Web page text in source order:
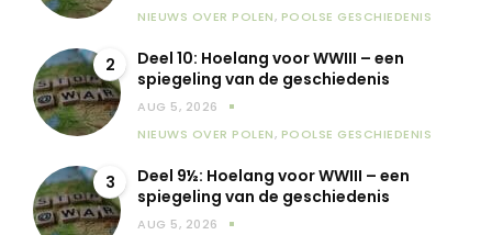
NIEUWS OVER POLEN, POOLSE GESCHIEDENIS
2
Deel 10: Hoelang voor WWIII – een
spiegeling van de geschiedenis
AUG 5, 2026
NIEUWS OVER POLEN, POOLSE GESCHIEDENIS
3
Deel 9½: Hoelang voor WWIII – een
spiegeling van de geschiedenis
AUG 5, 2026